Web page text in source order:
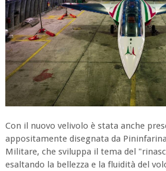
Con il nuovo velivolo è stata anche
appositamente disegnata da
Militare, che sviluppa il tema del
esaltando la bellezza e la fluidità del